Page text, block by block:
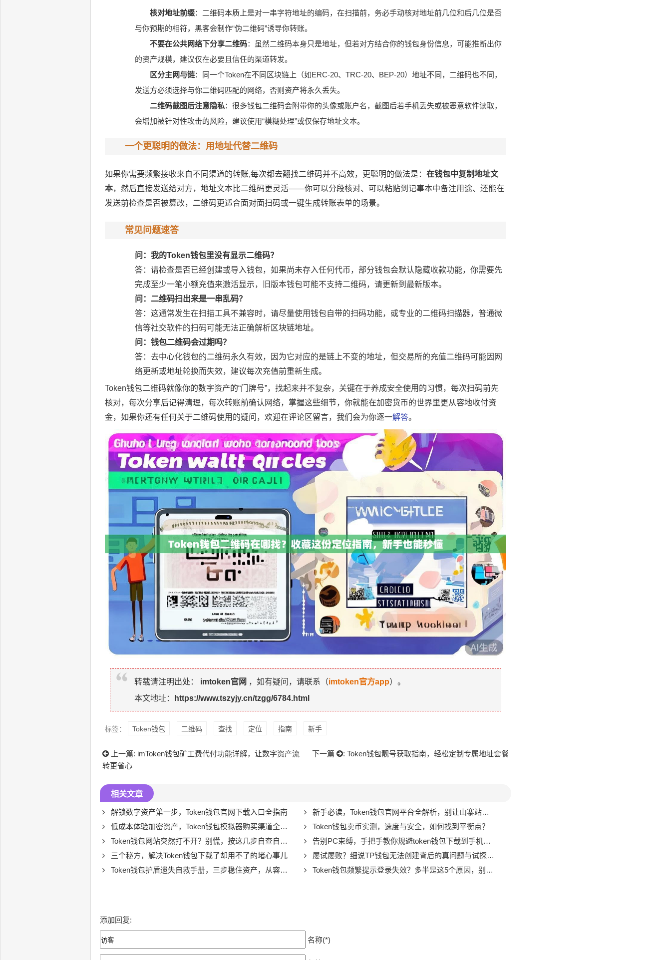
核对地址前缀：二维码本质上是对一串字符地址的编码，在扫描前，务必手动核对地址前几位和后几位是否
与你预期的相符，黑客会制作“伪二维码”诱导你转账。
不要在公共网络下分享二维码：虽然二维码本身只是地址，但若对方结合你的钱包身份信息，可能推断出你
的资产规模，建议仅在必要且信任的渠道转发。
区分主网与链：同一个Token在不同区块链上（如ERC-20、TRC-20、BEP-20）地址不同，二维码也不同，
发送方必须选择与你二维码匹配的网络，否则资产将永久丢失。
二维码截图后注意隐私：很多钱包二维码会附带你的头像或账户名，截图后若手机丢失或被恶意软件读取，
会增加被针对性攻击的风险，建议使用“模糊处理”或仅保存地址文本。
一个更聪明的做法：用地址代替二维码
如果你需要频繁接收来自不同渠道的转账,每次都去翻找二维码并不高效，更聪明的做法是： 在钱包中复制地址文
本，然后直接发送给对方，地址文本比二维码更灵活——你可以分段核对、可以粘贴到记事本中备注用途、还能在
发送前检查是否被篡改，二维码更适合面对面扫码或一键生成转账表单的场景。
常见问题速答
问：我的Token钱包里没有显示二维码？
答：请检查是否已经创建或导入钱包，如果尚未存入任何代币，部分钱包会默认隐藏收款功能，你需要先
完成至少一笔小额充值来激活显示，旧版本钱包可能不支持二维码，请更新到最新版本。
问：二维码扫出来是一串乱码？
答：这通常发生在扫描工具不兼容时，请尽量使用钱包自带的扫码功能，或专业的二维码扫描器，普通微
信等社交软件的扫码可能无法正确解析区块链地址。
问：钱包二维码会过期吗？
答：去中心化钱包的二维码永久有效，因为它对应的是链上不变的地址，但交易所的充值二维码可能因网
络更新或地址轮换而失效，建议每次充值前重新生成。
Token钱包二维码就像你的数字资产的“门牌号”，找起来并不复杂，关键在于养成安全使用的习惯，每次扫码前先
核对，每次分享后记得清理，每次转账前确认网络，掌握这些细节，你就能在加密货币的世界里更从容地收付资
金，如果你还有任何关于二维码使用的疑问，欢迎在评论区留言，我们会为你逐一解答。
转载请注明出处： imtoken官网 ，如有疑问，请联系（imtoken官方app）。
本文地址：
https://www.tszyjy.cn/tzgg/6784.html
标签： Token钱包 二维码 查找 定位 指南 新手
上一篇: imToken钱包矿工费代付功能详解，让数字资产流
转更省心
下一篇 : Token钱包靓号获取指南，轻松定制专属地址套餐
相关文章
解锁数字资产第一步，Token钱包官网下载入口全指南
新手必读，Token钱包官网平台全解析，别让山寨站偷走你的资产
低成本体验加密资产，Token钱包模拟器购买渠道全攻略，这几个冷门路径更划算
Token钱包卖币实测，速度与安全，如何找到平衡点？
Token钱包网站突然打不开？别慌，按这几步自查自救！
告别PC束缚，手把手教你规避token钱包下载到手机的样本隐患，安全拥抱移动链上生活
三个秘方，解决Token钱包下载了却用不了的堵心事儿
屡试屡败？细说TP钱包无法创建背后的真问题与试探性解法
Token钱包护盾遗失自救手册，三步稳住资产，从容补救
Token钱包频繁提示登录失效？多半是这5个原因，别急着卸载
添加回复:
名称(*)